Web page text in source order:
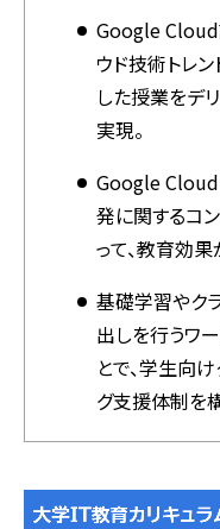
Google Cloud
ウド技術トレ
した授業をデ
実現。
Google Cloud
発に関するコ
って、教育効果
基礎学習やク
出しを行うワ
とで、学生向
グ支援体制を